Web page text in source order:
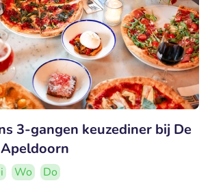
3-gangen keuzediner bij De
Wo
Do